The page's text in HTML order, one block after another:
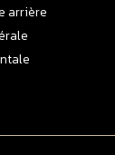
arrière